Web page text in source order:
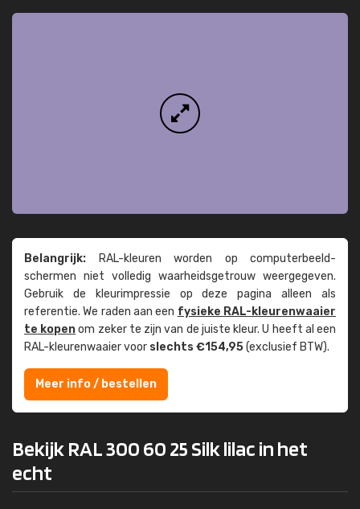
Belangrijk: RAL-kleuren worden op computer­beeld­
schermen niet volledig waarheids­­getrouw weer­gegeven.
Gebruik de kleur­impressie op deze pagina alleen als
referentie. We raden aan een fysieke RAL-kleuren­waaier
te kopenom zeker te zijn van de juiste kleur. U heeft al een
RAL-kleuren­waaier voor slechts €154,95(exclusief BTW).
Meer info / bestellen
Bekijk RAL 300 60 25 Silk lilac in het
echt